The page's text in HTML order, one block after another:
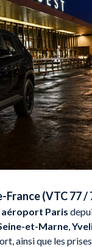
(VTC 77 /
Paris
et-Marne
ainsi que les